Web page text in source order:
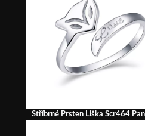
Stříbrné Prsten Liška Scr464